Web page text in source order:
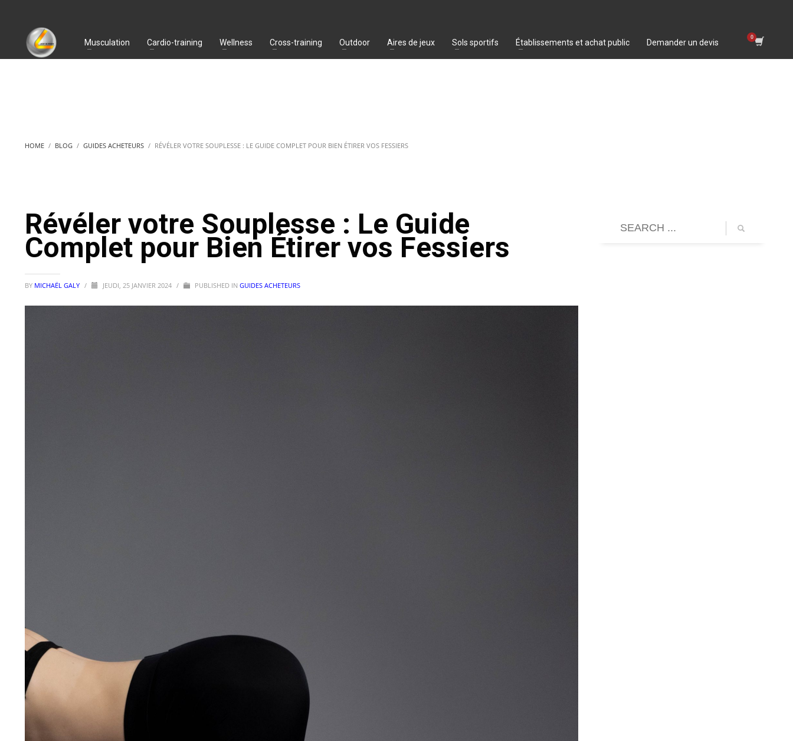
Musculation Cardio-training Wellness Cross-training Outdoor Aires de jeux Sols sportifs Établissements et achat public Demander un devis
HOME BLOG GUIDES ACHETEURS RÉVÉLER VOTRE SOUPLESSE : LE GUIDE COMPLET POUR BIEN ÉTIRER VOS FESSIERS
Révéler votre Souplesse : Le Guide
Complet pour Bien Étirer vos Fessiers
BY MICHAËL GALY / JEUDI, 25 JANVIER 2024 / PUBLISHED IN GUIDES ACHETEURS